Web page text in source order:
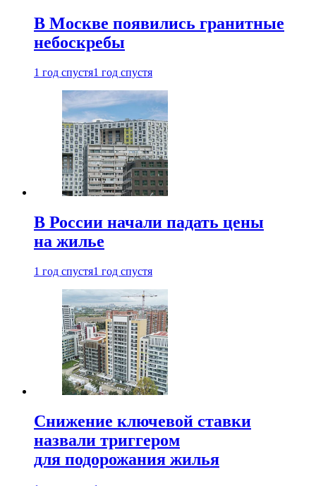
В Москве появились гранитные
небоскребы
1 год спустя1 год спустя
В России начали падать цены
на жилье
1 год спустя1 год спустя
Снижение ключевой ставки
назвали триггером
для подорожания жилья